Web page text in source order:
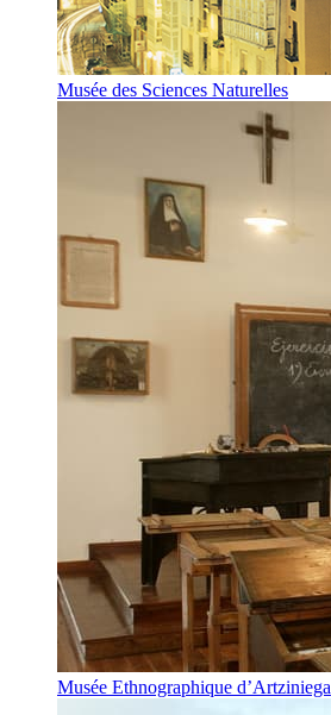
Musée des Sciences Naturelles
Musée Ethnographique d’Artziniega